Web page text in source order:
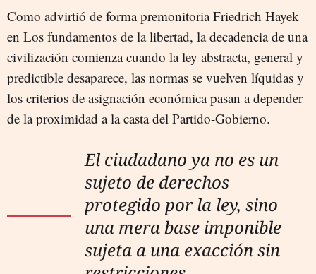
Como advirtió de forma premonitoria Friedrich Hayek
en Los fundamentos de la libertad, la decadencia de una
civilización comienza cuando la ley abstracta, general y
predictible desaparece, las normas se vuelven líquidas y
los criterios de asignación económica pasan a depender
de la proximidad a la casta del Partido-Gobierno.
El ciudadano ya no es un
sujeto de derechos
protegido por la ley, sino
una mera base imponible
sujeta a una exacción sin